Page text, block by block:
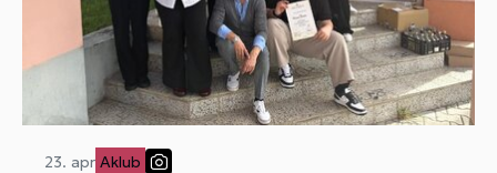
23. apr Aklub